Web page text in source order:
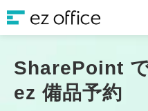
資料ダ
SharePoint で
ez 備品予約